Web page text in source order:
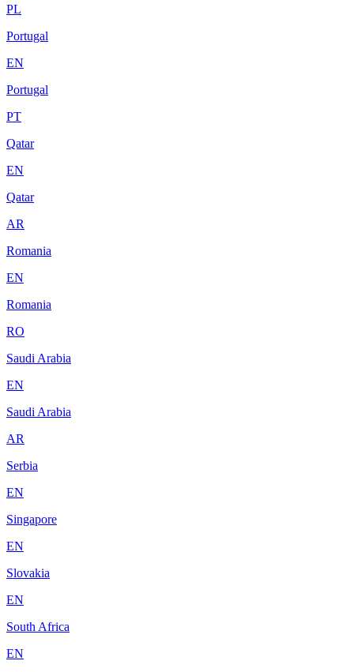
PL
Portugal
EN
Portugal
PT
Qatar
EN
Qatar
AR
Romania
EN
Romania
RO
Saudi Arabia
EN
Saudi Arabia
AR
Serbia
EN
Singapore
EN
Slovakia
EN
South Africa
EN